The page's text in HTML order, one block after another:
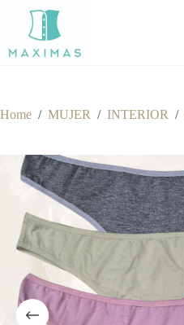
content
Home / MUJER / INTERIOR /